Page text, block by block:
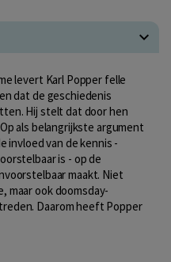
levert Karl Popper felle
dat de geschiedenis
Hij stelt dat door hen
als belangrijkste argument
invloed van de kennis -
is - op de
maakt. Niet
maar ook doomsday-
Daarom heeft Popper